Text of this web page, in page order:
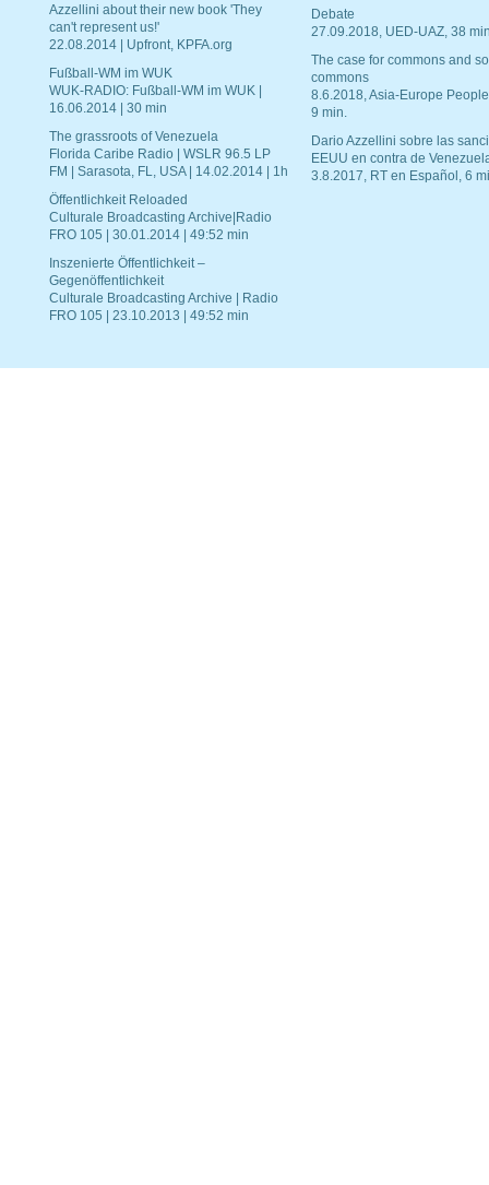
Azzellini about their new book 'They
can't represent us!'
22.08.2014 | Upfront, KPFA.org
Fußball-WM im WUK
WUK-RADIO: Fußball-WM im WUK |
16.06.2014 | 30 min
The grassroots of Venezuela
Florida Caribe Radio | WSLR 96.5 LP
FM | Sarasota, FL, USA | 14.02.2014 | 1h
Öffentlichkeit Reloaded
Culturale Broadcasting Archive|Radio
FRO 105 | 30.01.2014 | 49:52 min
Inszenierte Öffentlichkeit –
Gegenöffentlichkeit
Culturale Broadcasting Archive | Radio
FRO 105 | 23.10.2013 | 49:52 min
Debate
27.09.2018, UED-UAZ, 38
The case for commons and
commons
8.6.2018, Asia-Europe
9 min.
Dario Azzellini sobre las
EEUU en contra de
3.8.2017, RT en Español, 6